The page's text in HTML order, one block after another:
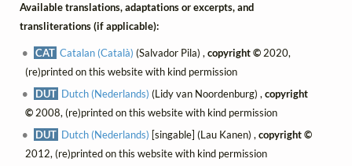
Available translations, adaptations or excerpts, and
transliterations (if applicable):
CAT Catalan (Català) (Salvador Pila) ,copyright © 2020,
(re)printed on this website with kind permission
DUT Dutch (Nederlands) (Lidy van Noordenburg) ,copyright
©2008, (re)printed on this website with kind permission
DUT Dutch (Nederlands) [singable] (Lau Kanen) ,copyright ©
2012, (re)printed on this website with kind permission